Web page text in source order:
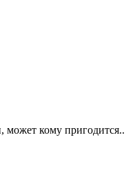
может кому пригодится..